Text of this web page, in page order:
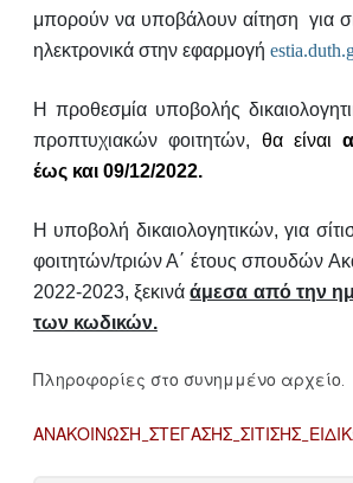
μπορούν να υποβάλουν αίτηση για
ηλεκτρονικά στην εφαρμογή
Η προθεσμία υποβολής
προπτυχιακών φοιτητών, θα είναι
έως και09/12/2022.
Η υποβολή δικαιολογητικών, για
φοιτητών/τριών Α΄ έτους σπουδών
2022-2023, ξεκινάάμεσα από την
των κωδικών.
Πληροφορίες στο συνημμένο αρχείο.